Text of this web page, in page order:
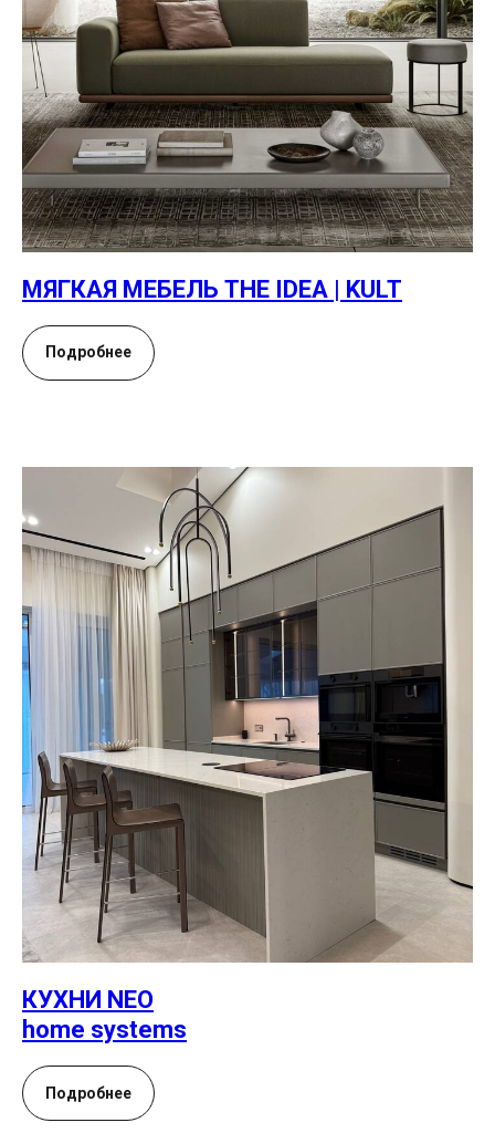
МЯГКАЯ МЕБЕЛЬ THE IDEA | KULT
Подробнее
КУХНИ NEO
home systems
Подробнее